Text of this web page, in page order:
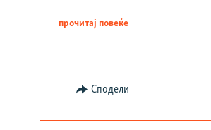
прочитај повеќе
Сподели